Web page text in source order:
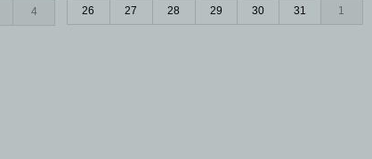
4 26 27 28 29 30 31 1